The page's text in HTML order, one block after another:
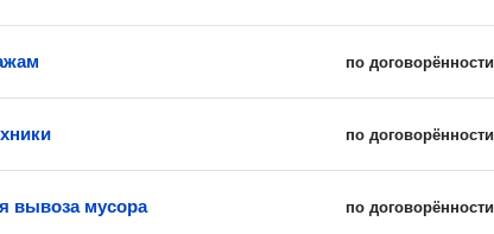
по договорённости
по договорённости
по договорённости
вывоза мусора